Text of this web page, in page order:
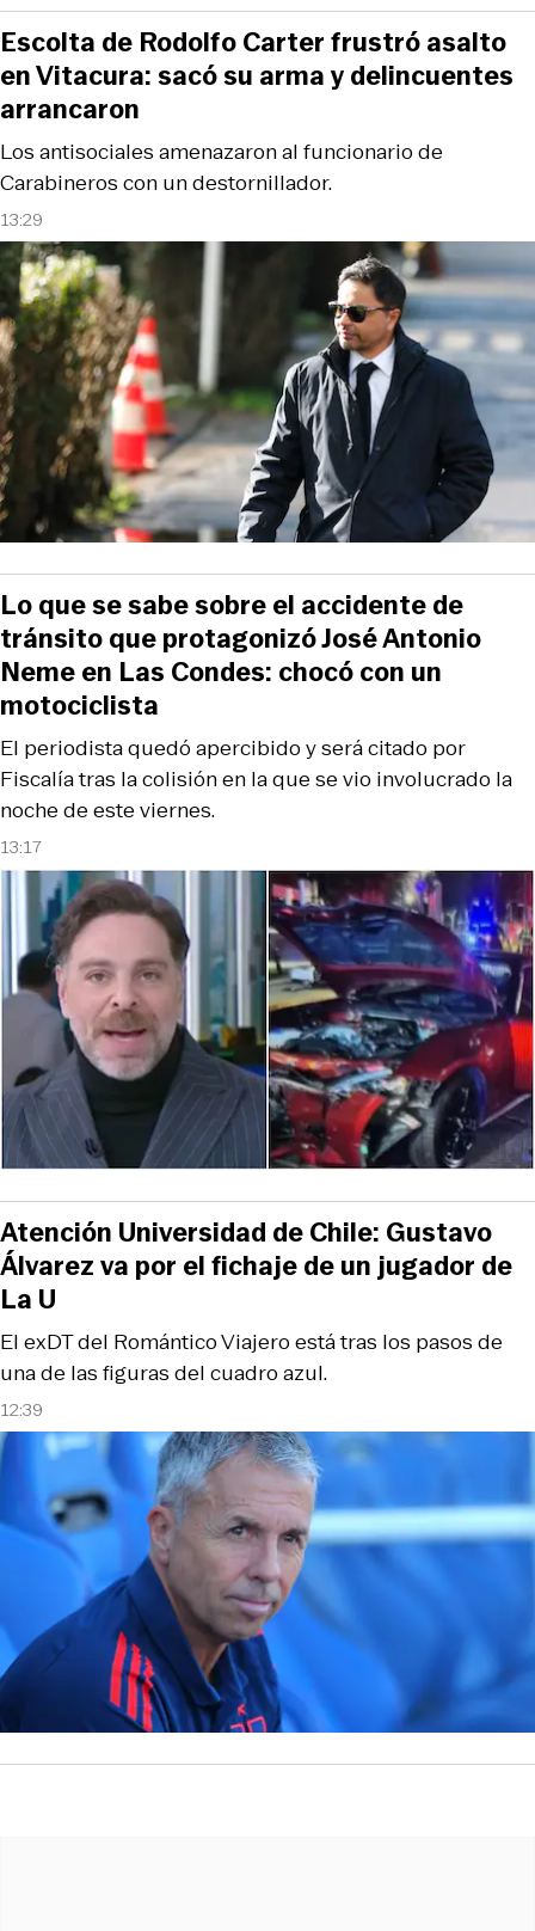
13:29
Los antisociales amenazaron al funcionario de
Carabineros con un destornillador.
Escolta de Rodolfo Carter frustró asalto
en Vitacura: sacó su arma y delincuentes
arrancaron
13:17
El periodista quedó apercibido y será citado por
Fiscalía tras la colisión en la que se vio involucrado la
noche de este viernes.
Lo que se sabe sobre el accidente de
tránsito que protagonizó José Antonio
Neme en Las Condes: chocó con un
motociclista
12:39
El exDT del Romántico Viajero está tras los pasos de
una de las figuras del cuadro azul.
Atención Universidad de Chile: Gustavo
Álvarez va por el fichaje de un jugador de
La U